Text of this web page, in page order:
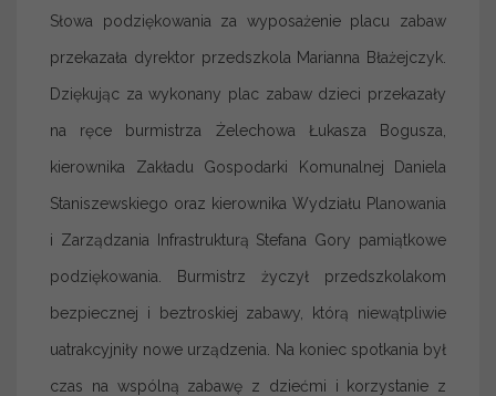
Słowa podziękowania za wyposażenie placu zabaw
przekazała dyrektor przedszkola Marianna Błażejczyk.
Dziękując za wykonany plac zabaw dzieci przekazały
na ręce burmistrza Żelechowa Łukasza Bogusza,
kierownika Zakładu Gospodarki Komunalnej Daniela
Staniszewskiego oraz kierownika Wydziału Planowania
i Zarządzania Infrastrukturą Stefana Gory pamiątkowe
podziękowania. Burmistrz życzył przedszkolakom
bezpiecznej i beztroskiej zabawy, którą niewątpliwie
uatrakcyjniły nowe urządzenia. Na koniec spotkania był
czas na wspólną zabawę z dziećmi i korzystanie z